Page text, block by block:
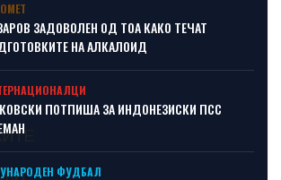
ЗАДОВОЛЕН ОД ТОА КАКО ТЕЧАТ
НА АЛКАЛОИД
ПОТПИША ЗА ИНДОНЕЗИСКИ ПСС
ФУДБАЛ